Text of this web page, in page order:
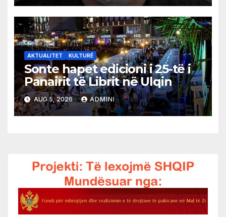
AKTUALITET KULTURË
Sonte hapet edicioni i 25-të i
Panairit të Librit në Ulqin
AUG 5, 2026 ADMINI